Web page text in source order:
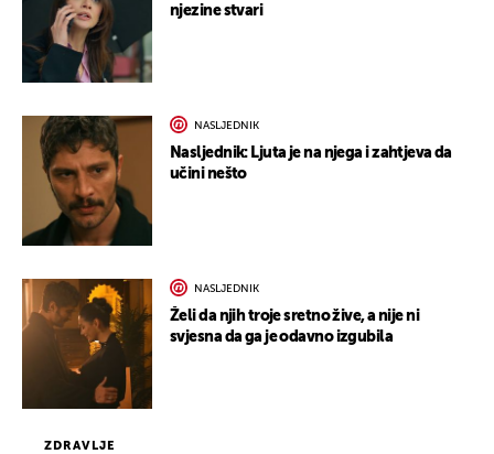
ZDRAVLJE
njezine stvari
NASLJEDNIK
Nasljednik: Ljuta je na njega i zahtjeva da
učini nešto
NASLJEDNIK
Želi da njih troje sretno žive, a nije ni
svjesna da ga je odavno izgubila